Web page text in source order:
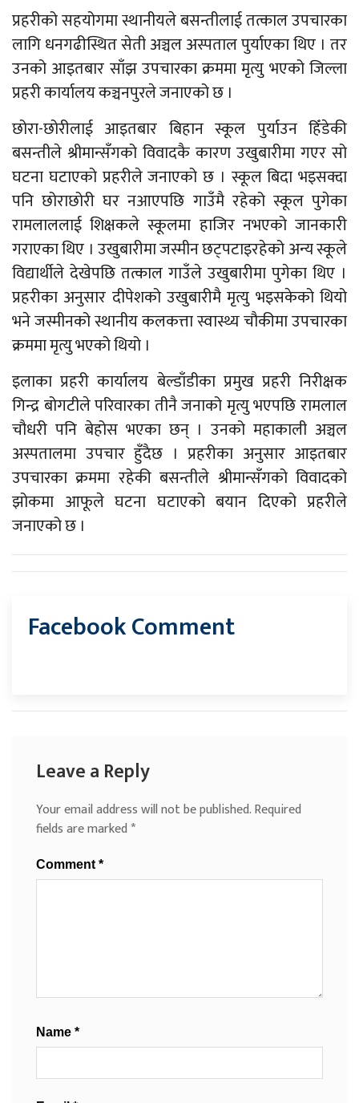
प्रहरीको सहयोगमा स्थानीयले बसन्तीलाई तत्काल उपचारका
लागि धनगढीस्थित सेती अञ्चल अस्पताल पुर्याएका थिए । तर
उनको आइतबार साँझ उपचारका क्रममा मृत्यु भएको जिल्ला
प्रहरी कार्यालय कञ्चनपुरले जनाएको छ ।
छोरा-छोरीलाई आइतबार बिहान स्कूल पुर्याउन हिँडेकी
बसन्तीले श्रीमान्सँगको विवादकै कारण उखुबारीमा गएर सो
घटना घटाएको प्रहरीले जनाएको छ । स्कूल बिदा भइसक्दा
पनि छोराछोरी घर नआएपछि गाउँमै रहेको स्कूल पुगेका
रामलाललाई शिक्षकले स्कूलमा हाजिर नभएको जानकारी
गराएका थिए । उखुबारीमा जस्मीन छट्पटाइरहेको अन्य स्कूले
विद्यार्थीले देखेपछि तत्काल गाउँले उखुबारीमा पुगेका थिए ।
प्रहरीका अनुसार दीपेशको उखुबारीमै मृत्यु भइसकेको थियो
भने जस्मीनको स्थानीय कलकत्ता स्वास्थ्य चौकीमा उपचारका
क्रममा मृत्यु भएको थियो ।
इलाका प्रहरी कार्यालय बेल्डाँडीका प्रमुख प्रहरी निरीक्षक
गिन्द्र बोगटीले परिवारका तीनै जनाको मृत्यु भएपछि रामलाल
चौधरी पनि बेहोस भएका छन् । उनको महाकाली अञ्चल
अस्पतालमा उपचार हुँदैछ । प्रहरीका अनुसार आइतबार
उपचारका क्रममा रहेकी बसन्तीले श्रीमान्सँगको विवादको
झोकमा आफूले घटना घटाएको बयान दिएको प्रहरीले
जनाएको छ ।
Facebook Comment
Leave a Reply
Your email address will not be published.Required
fields are marked*
Comment *
Name *